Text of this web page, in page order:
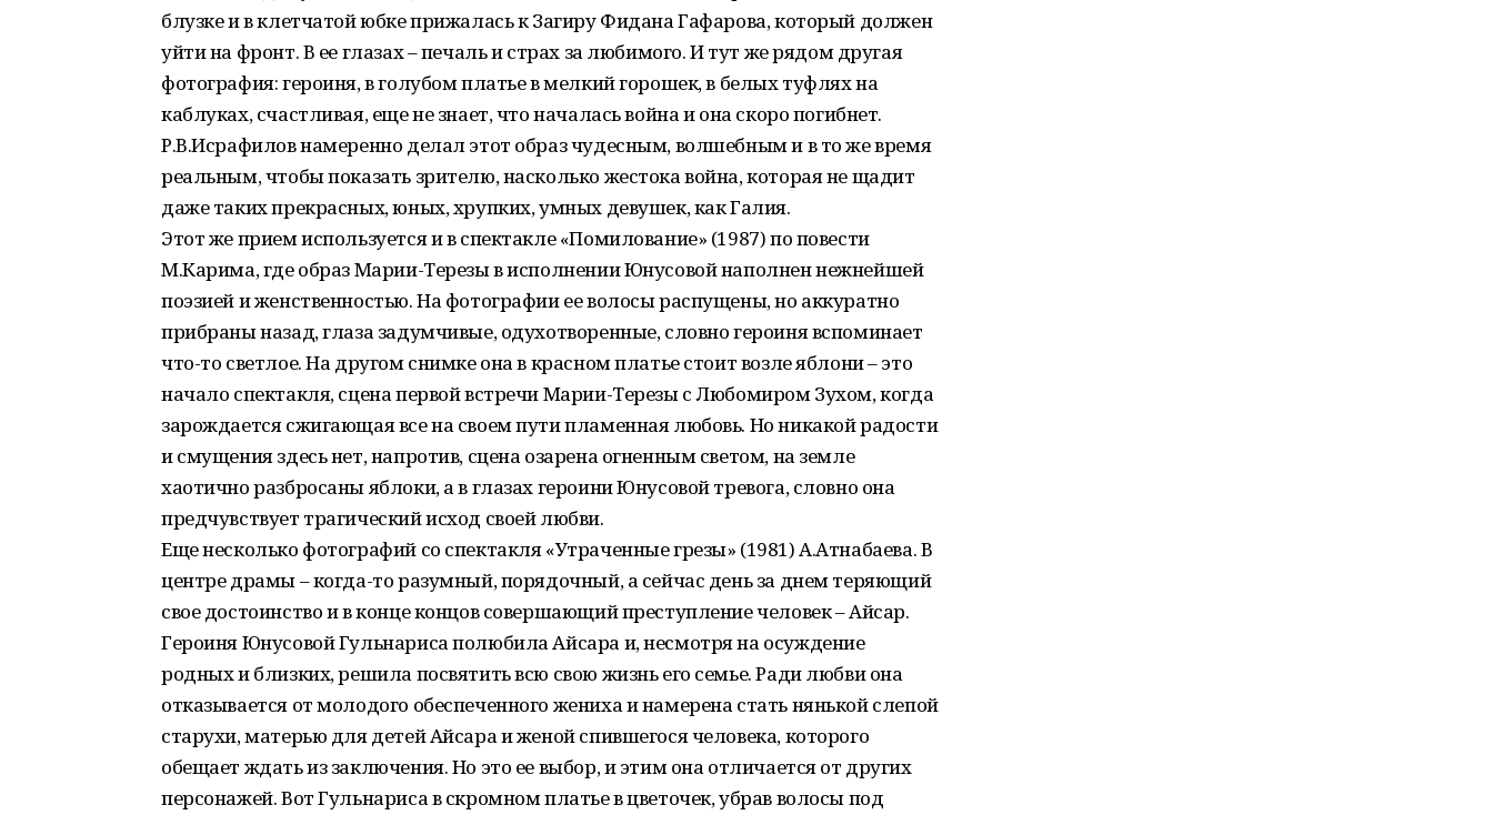
блузке и в клетчатой юбке прижалась к Загиру Фидана Гафарова, который должен
уйти на фронт. В ее глазах – печаль и страх за любимого. И тут же рядом другая
фотография: героиня, в голубом платье в мелкий горошек, в белых туфлях на
каблуках, счастливая, еще не знает, что началась война и она скоро погибнет.
Р.В.Исрафилов намеренно делал этот образ чудесным, волшебным и в то же время
реальным, чтобы показать зрителю, насколько жестока война, которая не щадит
даже таких прекрасных, юных, хрупких, умных девушек, как Галия.
Этот же прием используется и в спектакле «Помилование» (1987) по повести
М.Карима, где образ Марии-Терезы в исполнении Юнусовой наполнен нежнейшей
поэзией и женственностью. На фотографии ее волосы распущены, но аккуратно
прибраны назад, глаза задумчивые, одухотворенные, словно героиня вспоминает
что-то светлое. На другом снимке она в красном платье стоит возле яблони – это
начало спектакля, сцена первой встречи Марии-Терезы с Любомиром Зухом, когда
зарождается сжигающая все на своем пути пламенная любовь. Но никакой радости
и смущения здесь нет, напротив, сцена озарена огненным светом, на земле
хаотично разбросаны яблоки, а в глазах героини Юнусовой тревога, словно она
предчувствует трагический исход своей любви.
Еще несколько фотографий со спектакля «Утраченные грезы» (1981) А.Атнабаева. В
центре драмы – когда-то разумный, порядочный, а сейчас день за днем теряющий
свое достоинство и в конце концов совершающий преступление человек – Айсар.
Героиня Юнусовой Гульнариса полюбила Айсара и, несмотря на осуждение
родных и близких, решила посвятить всю свою жизнь его семье. Ради любви она
отказывается от молодого обеспеченного жениха и намерена стать нянькой слепой
старухи, матерью для детей Айсара и женой спившегося человека, которого
обещает ждать из заключения. Но это ее выбор, и этим она отличается от других
персонажей. Вот Гульнариса в скромном платье в цветочек, убрав волосы под